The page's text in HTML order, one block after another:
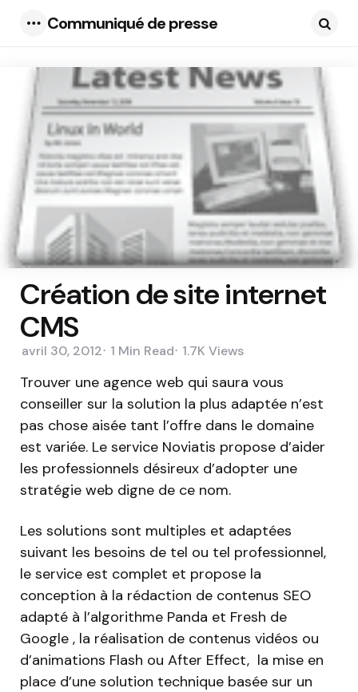
Communiqué de presse
Création de site internet
CMS
avril 30, 2012 1 Min Read 1.7K Views
Trouver une agence web qui saura vous
conseiller sur la solution la plus adaptée n’est
pas chose aisée tant l’offre dans le domaine
est variée. Le service Noviatis propose d’aider
les professionnels désireux d’adopter une
stratégie web digne de ce nom.
Les solutions sont multiples et adaptées
suivant les besoins de tel ou tel professionnel,
le service est complet et propose la
conception à la rédaction de contenus SEO
adapté à l’algorithme Panda et Fresh de
Google , la réalisation de contenus vidéos ou
d’animations Flash ou After Effect, la mise en
place d’une solution technique basée sur un